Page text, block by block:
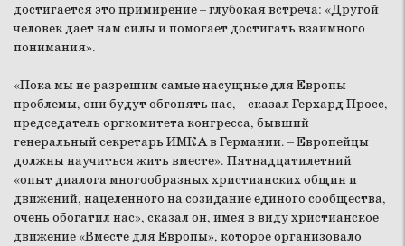
достигается это примирение – глубокая встреча: «Другой
человек дает нам силы и помогает достигать взаимного
понимания».
«Пока мы не разрешим самые насущные для Европы
проблемы, они будут обгонять нас, – сказал Герхард Просс,
председатель оргкомитета конгресса, бывший
генеральный секретарь ИМКА в Германии. – Европейцы
должны научиться жить вместе». Пятнадцатилетний
«опыт диалога многообразных христианских общин и
движений, нацеленного на созидание единого сообщества,
очень обогатил нас», сказал он, имея в виду христианское
движение «Вместе для Европы», которое организовало